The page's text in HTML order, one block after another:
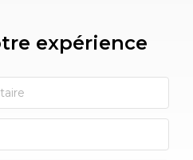
expérience​